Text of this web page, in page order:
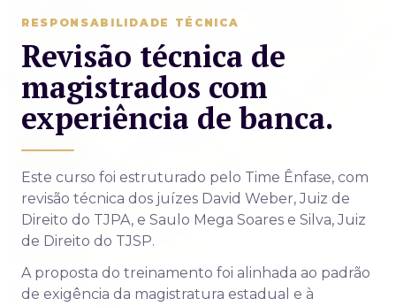
RESPONSABILIDADE TÉCNICA
Revisão técnica de
magistrados com
experiência de banca.
Este curso foi estruturado pelo Time Ênfase, com
revisão técnica dos juízes David Weber, Juiz de
Direito do TJPA, e Saulo Mega Soares e Silva, Juiz
de Direito do TJSP.
A proposta do treinamento foi alinhada ao padrão
de exigência da magistratura estadual e à